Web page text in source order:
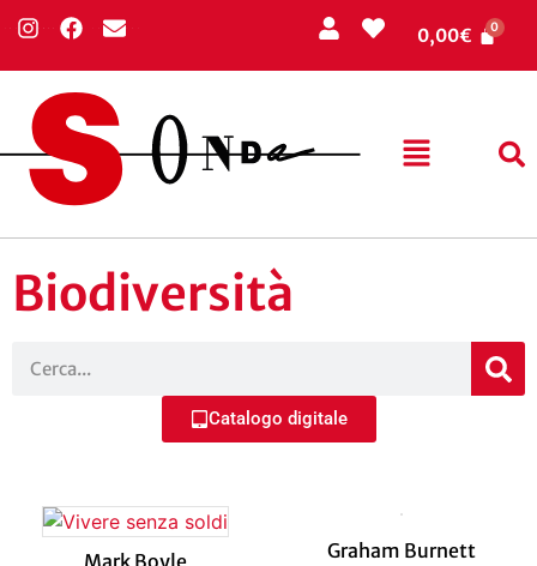
0,00€
Biodiversità
Catalogo digitale
Mark Boyle Graham Burnett